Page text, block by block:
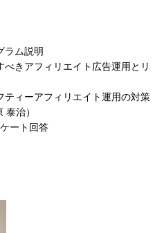
ム説明
きアフィリエイト広告運用とリ
ィーアフィリエイト運用の対策
治）
ート回答